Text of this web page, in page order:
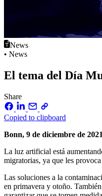
News
• News
El tema del Día
Share
Copied to clipboard
Bonn, 9 de diciembre de 2021
La luz artificial está
migratorias, ya que les
Las soluciones a la
en primavera y otoño.